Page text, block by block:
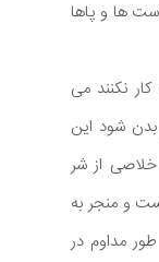
ها و پاها
نکنند می
شود این
از شر
و منجر به
مداوم در